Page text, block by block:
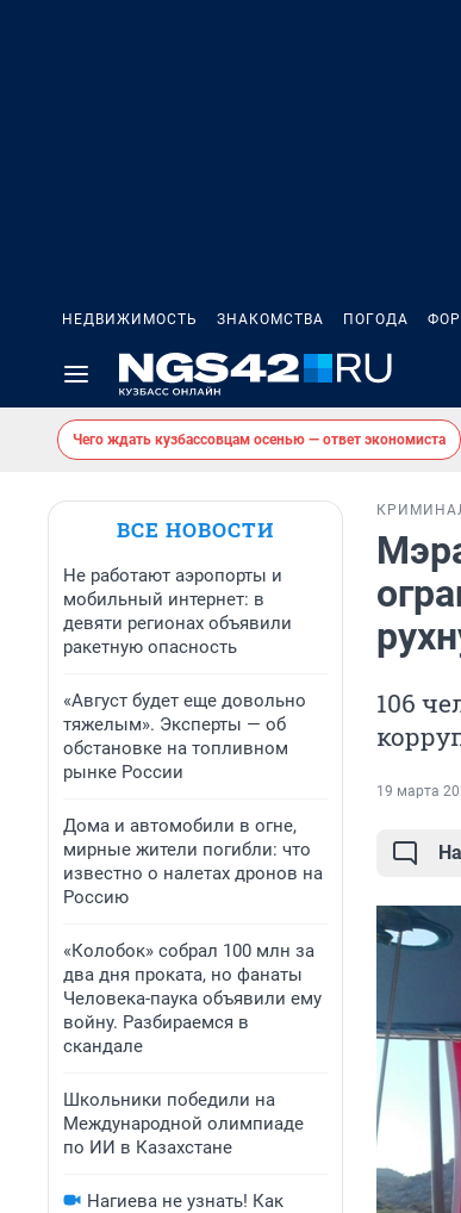
НЕДВИЖИМОСТЬ ЗНАКОМСТВА ПОГОДА
Чего ждать кузбассовцам осенью — ответ экономиста
ВСЕ НОВОСТИ
Не работают аэропорты и
мобильный интернет: в
девяти регионах объявили
ракетную опасность
«Август будет еще довольно
тяжелым». Эксперты — об
обстановке на топливном
рынке России
Дома и автомобили в огне,
мирные жители погибли: что
известно о налетах дронов на
Россию
«Колобок» собрал 100 млн за
два дня проката, но фанаты
Человека-паука объявили ему
войну. Разбираемся в
скандале
Школьники победили на
Международной олимпиаде
по ИИ в Казахстане
Нагиева не узнать! Как
106
19 марта